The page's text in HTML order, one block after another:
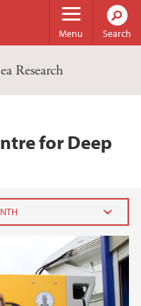
Menu Search
Research
for Deep
(1)